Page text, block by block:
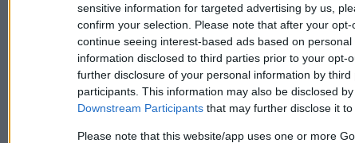
sensitive information for targeted advertising by us,
confirm your selection. Please note that after your
continue seeing interest-based ads based on
information disclosed to third parties prior to your opt-
further disclosure of your personal information by third
participants. This information may also be disclosed
Downstream Participants that may further disclose it
Please note that this website/app uses one or more